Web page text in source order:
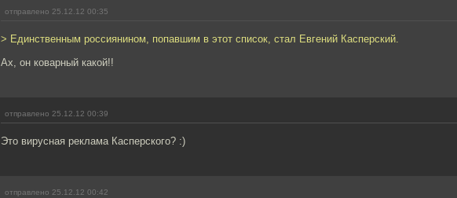
отправлено 25.12.12 00:35
> Единственным россиянином, попавшим в этот список, стал Евгений Касперский.
Ах, он коварный какой!!
отправлено 25.12.12 00:39
Это вирусная реклама Касперского? :)
отправлено 25.12.12 00:42